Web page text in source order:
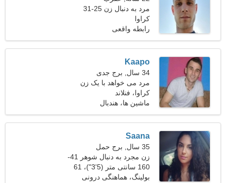
مرد به دنبال زن 25-31
کراوا
رابطه واقعی
Kaapo
34 سال, برج جدی
مرد می خواهد با یک زن
ملاقات کند
کراوا، فنلاند
ماشین ها، هندبال
Saana
35 سال, برج حمل
زن مجرد به دنبال شوهر 41-
47
160 سانتی متر (5'3")، 61
کیلوگرم (134 پوند)
بولینگ، هماهنگی درونی